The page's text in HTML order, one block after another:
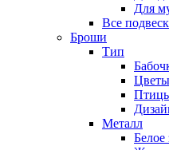
Для
Все
Броши
Тип
Цветы
Металл
Белое